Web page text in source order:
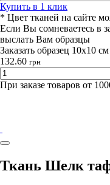
Купить в 1 клик
* Цвет тканей на сайте
Если Вы сомневаетесь в
выслать Вам образцы
Заказать образец 10х10 см
132.60 грн
При заказе товаров от
Ткань Шелк